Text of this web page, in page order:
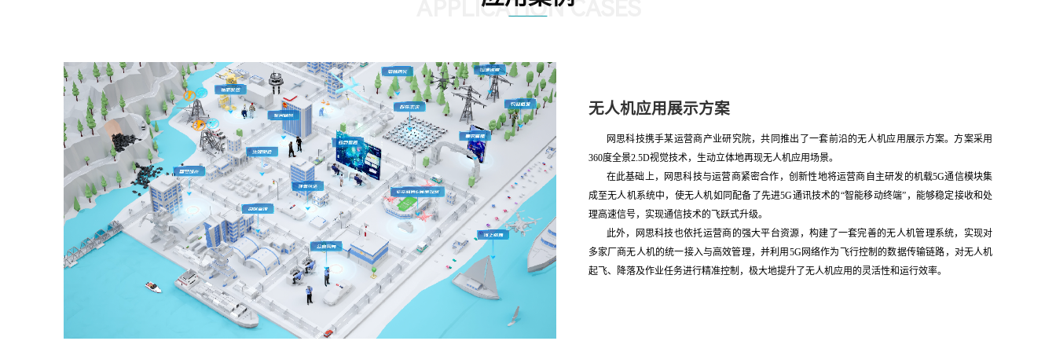
APPLICATION CASES
无人机应用展示方案
网思科技携手某运营商产业研究院，共同推出了一套前沿的无人机应用展示方案。方案采用
360度全景2.5D视觉技术，生动立体地再现无人机应用场景。
在此基础上，网思科技与运营商紧密合作，创新性地将运营商自主研发的机载5G通信模块集
成至无人机系统中，使无人机如同配备了先进5G通讯技术的“智能移动终端”，能够稳定接收和处
理高速信号，实现通信技术的飞跃式升级。
此外，网思科技也依托运营商的强大平台资源，构建了一套完善的无人机管理系统，实现对
多家厂商无人机的统一接入与高效管理，并利用5G网络作为飞行控制的数据传输链路，对无人机
起飞、降落及作业任务进行精准控制，极大地提升了无人机应用的灵活性和运行效率。